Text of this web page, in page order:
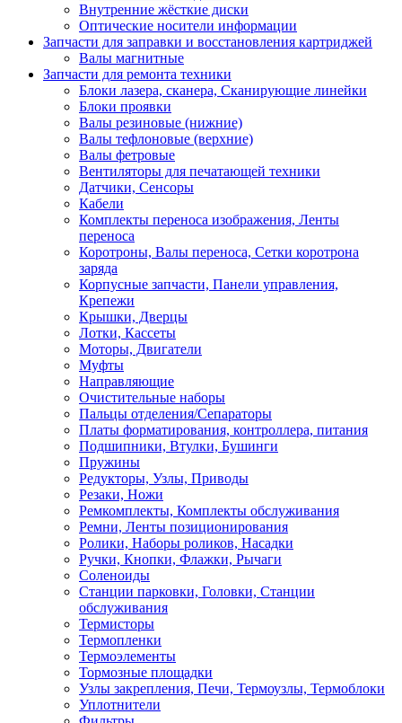
Внутренние жёсткие диски
Оптические носители информации
Запчасти для заправки и восстановления картриджей
Валы магнитные
Запчасти для ремонта техники
Блоки лазера, сканера, Сканирующие линейки
Блоки проявки
Валы резиновые (нижние)
Валы тефлоновые (верхние)
Валы фетровые
Вентиляторы для печатающей техники
Датчики, Сенсоры
Кабели
Комплекты переноса изображения, Ленты
переноса
Коротроны, Валы переноса, Сетки коротрона
заряда
Корпусные запчасти, Панели управления,
Крепежи
Крышки, Дверцы
Лотки, Кассеты
Моторы, Двигатели
Муфты
Направляющие
Очистительные наборы
Пальцы отделения/Сепараторы
Платы форматирования, контроллера, питания
Подшипники, Втулки, Бушинги
Пружины
Редукторы, Узлы, Приводы
Резаки, Ножи
Ремкомплекты, Комплекты обслуживания
Ремни, Ленты позиционирования
Ролики, Наборы роликов, Насадки
Ручки, Кнопки, Флажки, Рычаги
Соленоиды
Станции парковки, Головки, Станции
обслуживания
Термисторы
Термопленки
Термоэлементы
Тормозные площадки
Узлы закрепления, Печи, Термоузлы, Термоблоки
Уплотнители